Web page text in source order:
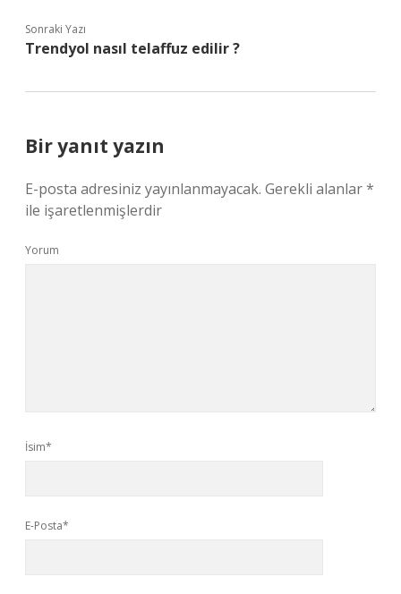
Sonraki Yazı
Trendyol nasıl telaffuz edilir ?
Bir yanıt yazın
E-posta adresiniz yayınlanmayacak. Gerekli alanlar*
ile işaretlenmişlerdir
Yorum
İsim*
E-Posta*